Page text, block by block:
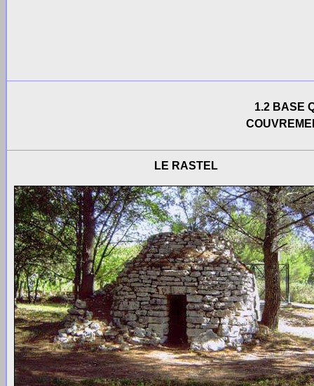
1.2 BASE
LE RASTEL